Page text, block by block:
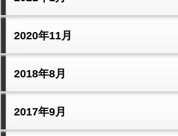
2020年11月
2018年8月
2017年9月